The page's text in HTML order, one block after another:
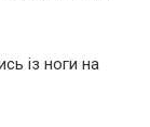
із ноги на